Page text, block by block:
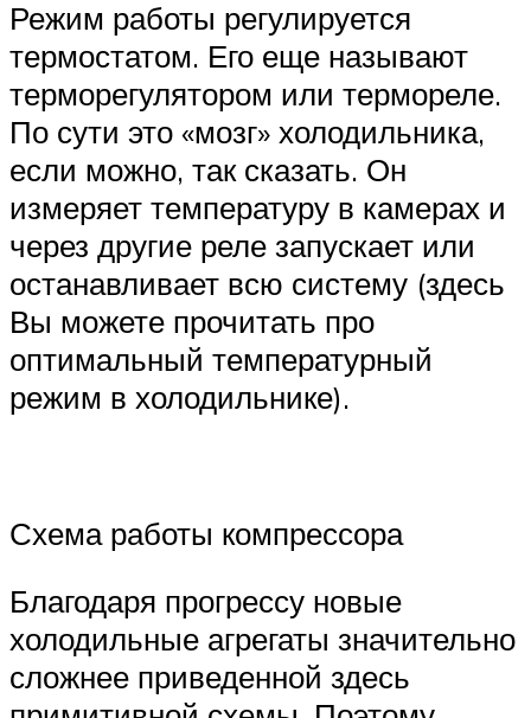
Режим работы регулируется
термостатом. Его еще называют
терморегулятором или термореле.
По сути это «мозг» холодильника,
если можно, так сказать. Он
измеряет температуру в камерах и
через другие реле запускает или
останавливает всю систему (здесь
Вы можете прочитать про
оптимальный температурный
режим в холодильнике).
Схема работы компрессора
Благодаря прогрессу новые
холодильные агрегаты значительно
сложнее приведенной здесь